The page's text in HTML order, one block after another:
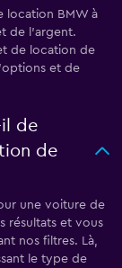
location BMW à
de l'argent.
de location de
et de
de
de
une voiture de
résultats et vous
nos filtres. Là,
le type de